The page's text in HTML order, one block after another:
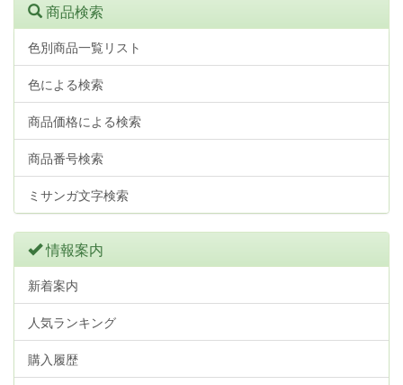
商品検索
色別商品一覧リスト
色による検索
商品価格による検索
商品番号検索
ミサンガ文字検索
情報案内
新着案内
人気ランキング
購入履歴